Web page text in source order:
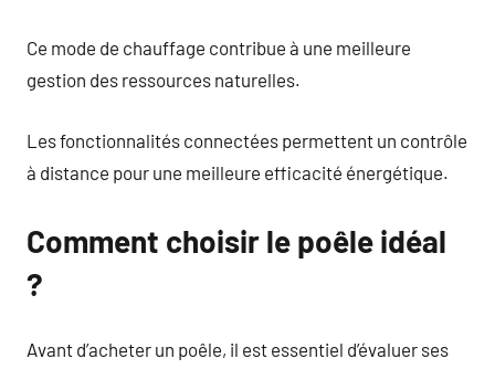
Ce mode de chauffage contribue à une meilleure
gestion des ressources naturelles.
Les fonctionnalités connectées permettent un contrôle
à distance pour une meilleure efficacité énergétique.
Comment choisir le poêle idéal
?
Avant d’acheter un poêle, il est essentiel d’évaluer ses